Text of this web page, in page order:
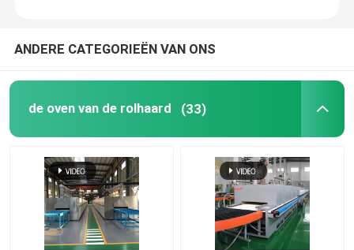
Lift oven
karretjeoven
Draaioven Oven
ANDERE CATEGORIEËN VAN ONS
de oven van de rolhaard (33)